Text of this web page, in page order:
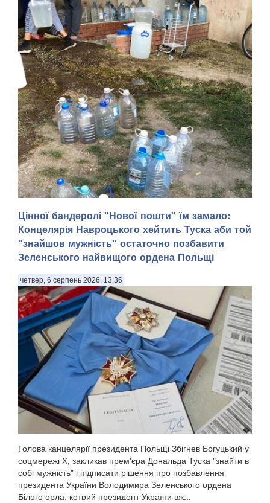
Тимчасово захоплений російськими військами Маріуполь
Донецької області після вибухів, що пролунали 5 серпня
та в ніч на 6 серпня, залишився без світла й води,
передають Патріоти України з посиланням на легітимну
Цінної бандеролі "Нової пошти" їм замало:
Концелярія Навроцького хейтить Туска аби той
"знайшов мужність" остаточно позбавити
Зеленського найвищого ордена Польщі
четвер, 6 серпень 2026, 13:36
Голова канцелярії президента Польщі Збігнев Богуцький у
соцмережі Х, закликав прем'єра Дональда Туска "знайти в
собі мужність" і підписати рішення про позбавлення
президента України Володимира Зеленського ордена
Білого орла, котрий президент України вж...